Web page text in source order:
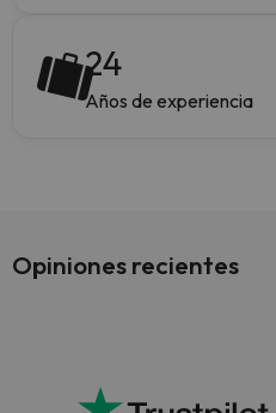
24
Años de experiencia
Opiniones recientes